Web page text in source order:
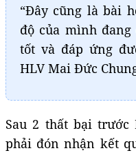
“Đây cũng là bài
độ của mình
tốt và đáp ứng
HLV Mai Đức
Sau 2 thất bại trước
phải đón nhận kết